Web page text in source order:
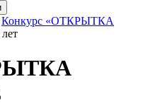
Конкурс «ОТКРЫТКА